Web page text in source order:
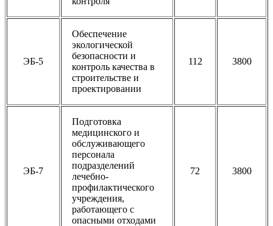
ЭБ-5
Обеспечение
экологической
безопасности и
контроль качества в
строительстве и
проектировании
112 3800
ЭБ-7
Подготовка
медицинского и
обслуживающего
персонала
подразделений
лечебно-
профилактического
учреждения,
работающего с
опасными отходами
72 3800